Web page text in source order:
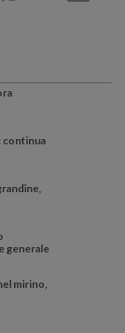
continua
generale
mirino,